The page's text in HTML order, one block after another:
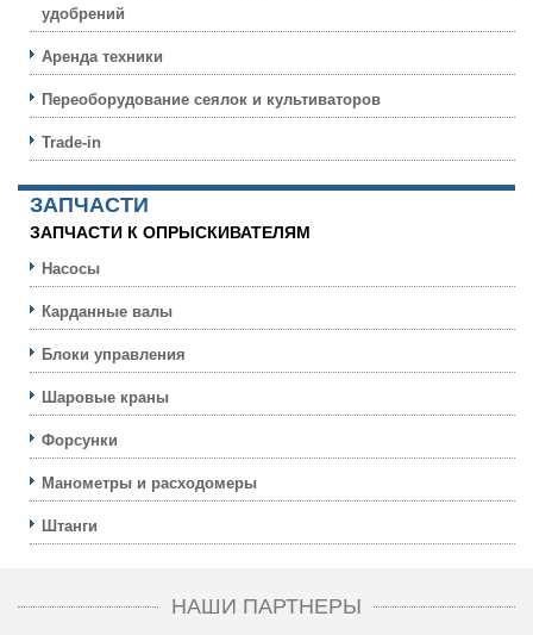
удобрений
Аренда техники
Переоборудование сеялок и культиваторов
Trade-in
ЗАПЧАСТИ
ЗАПЧАСТИ К ОПРЫСКИВАТЕЛЯМ
Насосы
Карданные валы
Блоки управления
Шаровые краны
Форсунки
Манометры и расходомеры
Штанги
НАШИ ПАРТНЕРЫ